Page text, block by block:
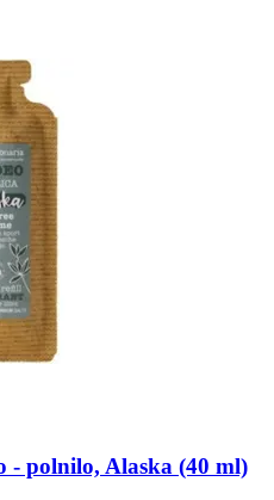
-​ polnilo, Alaska (40 ml)